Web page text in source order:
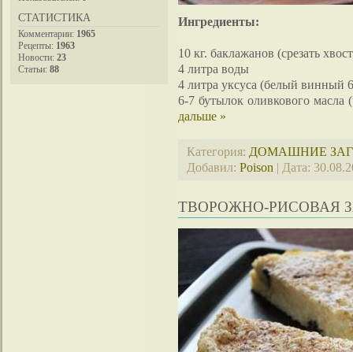
СТАТИСТИКА
Комментарии: 1965
Рецепты: 1963
Новости: 23
Статьи: 88
Ингредиенты:
10 кг. баклажанов (срезать
4 литра воды
4 литра уксуса (белый винный
6-7 бутылок оливкового масла
дальше »
Категория: ДОМАШНИЕ
Добавил: Poison | Дата:
ТВОРОЖНО-РИСОВАЯ